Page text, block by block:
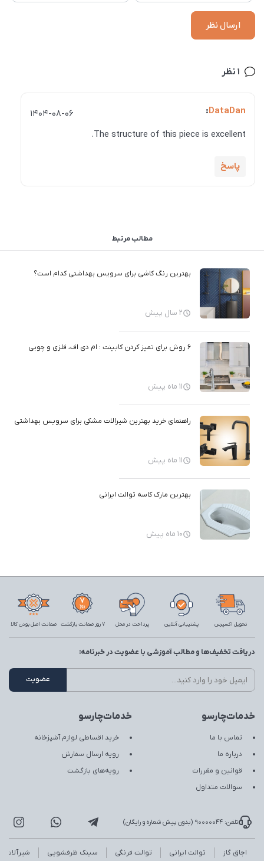
1 نظر
DataDan
:
1404-08-06
The structure of this piece is excellent.
پاسخ
مطالب مرتبط
بهترین رنگ کاشی برای سرویس بهداشتی کدام است؟
2 سال پیش
6 روش برای تمیز کردن کابینت : ام دی اف، فلزی و چوبی
11 ماه پیش
راهنمای خرید بهترین شیرالات مشکی برای سرویس بهداشتی
11 ماه پیش
بهترین مارک کاسه توالت ایرانی
10 ماه پیش
تحویل اکسپرس پشتیبانی آنلاین پرداخت در محل 7 روز ضمانت بازگشت ضمانت اصل بودن کالا
خدمات‌چارسو
تماس با ما
درباره ما
قوانین و مقررات
سوالات متداول
خدمات‌چارسو
خرید اقساطی لوازم آشپزخانه
رویه ارسال سفارش
رویه‌های بازگشت
دریافت تخفیف‌ها و مطالب آموزشی با عضویت در خبرنامه:
تلفن: 90000044 (بدون پیش شماره و رایگان)
اجاق گاز توالت ایرانی توالت فرنگی سینک ظرفشویی شیرآلات